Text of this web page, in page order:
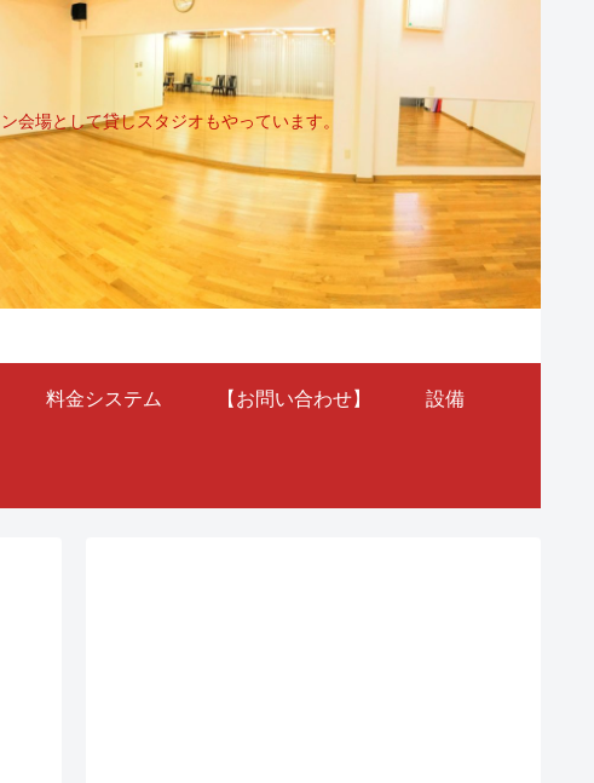
場として貸しスタジオもやっています。
料金システム 【お問い合わせ】 設備